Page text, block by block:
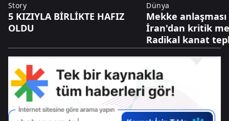
Story
5 KIZIYLA BİRLİKTE HAFIZ
OLDU
Dünya
Mekke anlaşması
İran'dan kritik
Radikal kanat
diplomasi